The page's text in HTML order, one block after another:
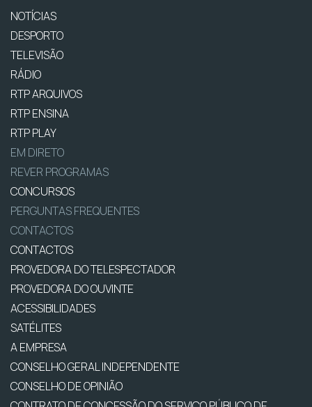
NOTÍCIAS
DESPORTO
TELEVISÃO
RÁDIO
RTP ARQUIVOS
RTP ENSINA
RTP PLAY
EM DIRETO
REVER PROGRAMAS
CONCURSOS
PERGUNTAS FREQUENTES
CONTACTOS
CONTACTOS
PROVEDORA DO TELESPECTADOR
PROVEDORA DO OUVINTE
ACESSIBILIDADES
SATÉLITES
A EMPRESA
CONSELHO GERAL INDEPENDENTE
CONSELHO DE OPINIÃO